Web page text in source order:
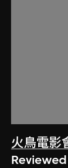
火鳥電影